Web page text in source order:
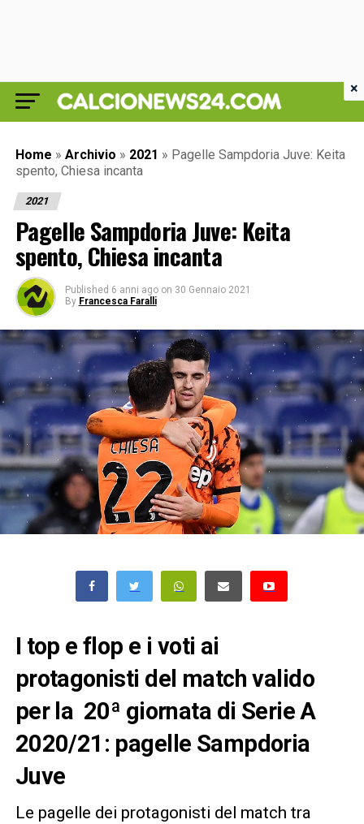
Home » Archivio » 2021 » Pagelle Sampdoria Juve: Keita
spento, Chiesa incanta
2021
Pagelle Sampdoria Juve: Keita
spento, Chiesa incanta
Published 6 anni ago on 30 Gennaio 2021
By Francesca Faralli
I top e flop e i voti ai
protagonisti del match valido
per la 20ª giornata di Serie A
2020/21: pagelle Sampdoria
Juve
Le pagelle dei protagonisti del match tra
×